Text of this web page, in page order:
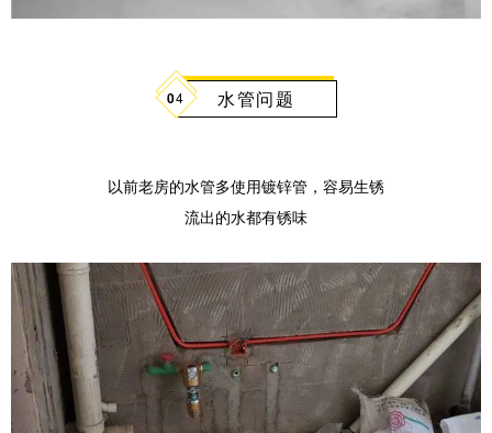
04 水管问题
以前老房的水管多使用镀锌管，容易生锈
流出的水都有锈味